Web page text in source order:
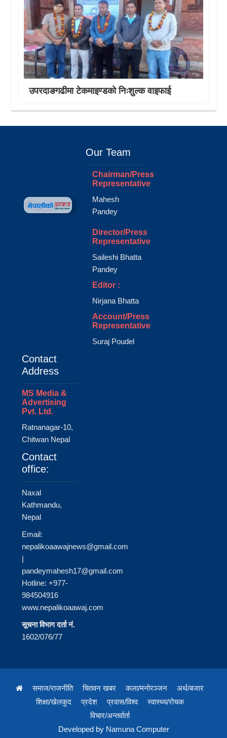
उपरदाङगढीमा टेकमाइण्डको निःशुल्क वाइफाई
Our Team
Chairman/Press
Representative
Mahesh
Pandey
Director/Press
Representative
Saileshi Bhatta
Pandey
Editor :
Nirjana Bhatta
Account/Press
Representative
Suraj Poudel
Contact
Address
MS Media &
Advertising
Pvt. Ltd.
Ratnanagar-10,
Chitwan Nepal
Contact
office:
Naxal
Kathmandu,
Nepal
Email:
nepalikoaawajnews@gmail.com
|
pandeymahesh17@gmail.com
Hotline: +977-
984504916
www.nepalikoaawaj.com
सूचना विभाग दर्ता नं.
1602/076/77
समाज/राजनीति चितवन खबर कला/मनोरञ्जन
अर्थ/बजार
शिक्षा/खेलकुद
प्रदेश प्रवास/विश्व
स्वास्थ्य/रोचक
विचार/अन्तर्वार्ता
Developed by Namuna Computer